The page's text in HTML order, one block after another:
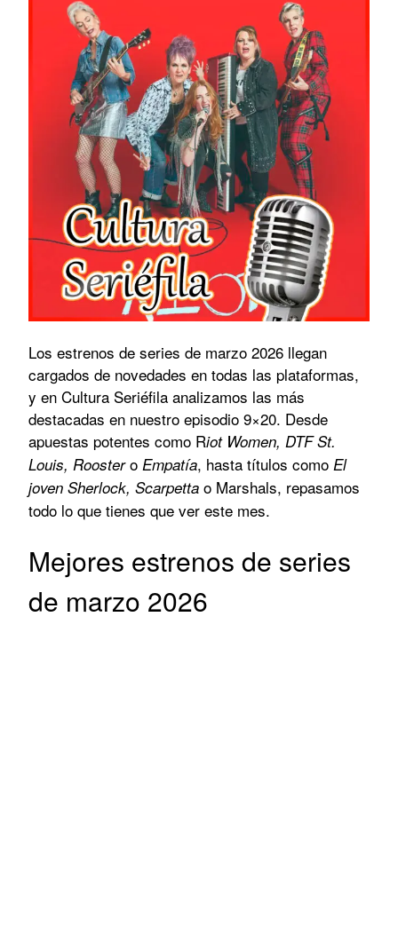
Los estrenos de series de marzo 2026 llegan
cargados de novedades en todas las plataformas,
y en Cultura Seriéfila analizamos las más
destacadas en nuestro episodio 9×20. Desde
apuestas potentes como Riot Women, DTF St.
Louis, Roostero Empatía, hasta títulos como El
joven Sherlock, Scarpetta o Marshals, repasamos
todo lo que tienes que ver este mes.
Mejores estrenos de series
de marzo 2026